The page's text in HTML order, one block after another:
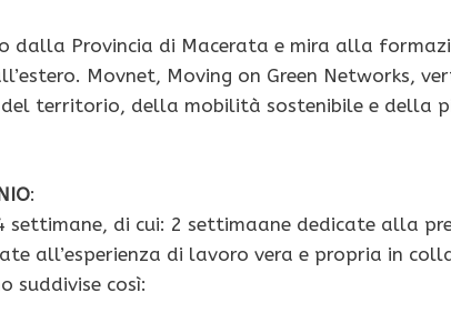
dalla Provincia di Macerata e mira alla
Movnet, Moving on Green Networks,
del territorio, della mobilità sostenibile e della
:
di cui: 2 settimaane dedicate alla
all’esperienza di lavoro vera e propria in
suddivise così: